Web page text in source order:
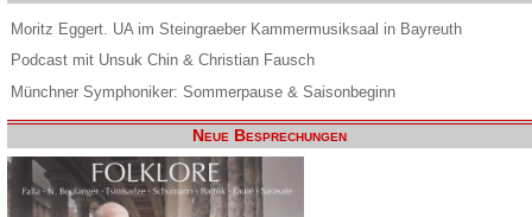
Moritz Eggert. UA im Steingraeber Kammermusiksaal in Bayreuth
Podcast mit Unsuk Chin & Christian Fausch
Münchner Symphoniker: Sommerpause & Saisonbeginn
Neue Besprechungen